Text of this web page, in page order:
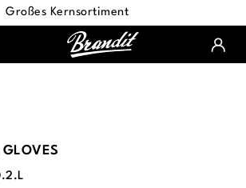
Großes Kernsortiment
GLOVES